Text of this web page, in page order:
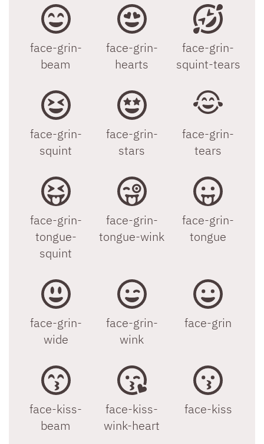
face-grin-
beam
face-grin-
hearts
face-grin-
squint-tears
face-grin-
squint
face-grin-
stars
face-grin-
tears
face-grin-
tongue-
squint
face-grin-
tongue-wink
face-grin-
tongue
face-grin-
wide
face-grin-
wink
face-grin
face-kiss-
beam
face-kiss-
wink-heart
face-kiss